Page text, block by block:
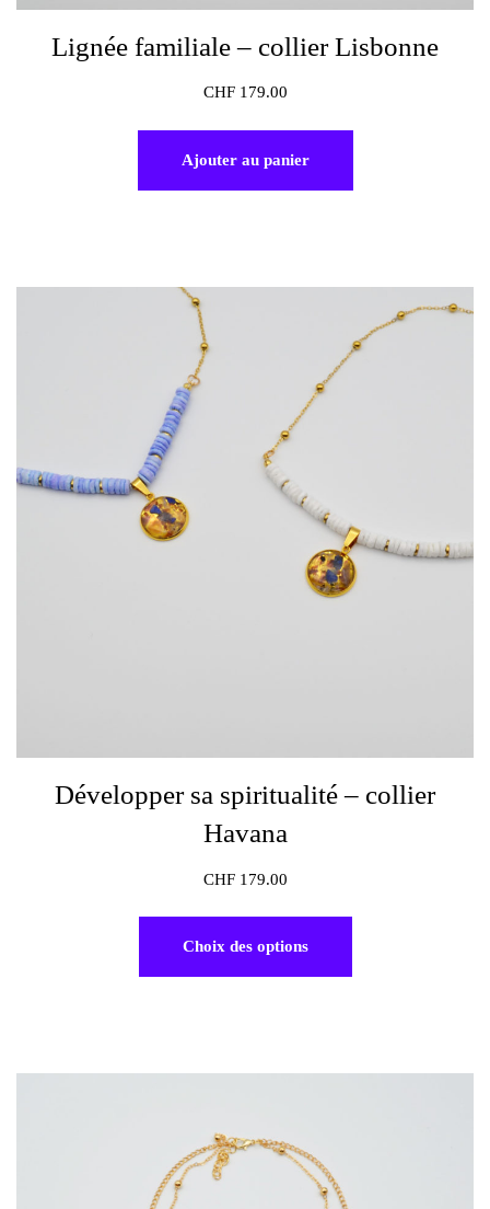
Lignée familiale – collier Lisbonne
CHF179.00
Ajouter au panier
Développer sa spiritualité – collier
Havana
CHF179.00
Choix des options